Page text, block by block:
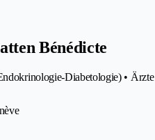
Bénédicte
Diabetologie) • Ärzte